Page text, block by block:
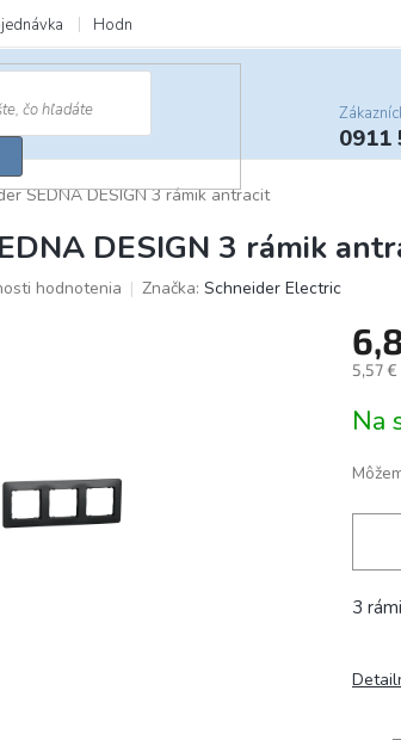
Hodnotenie obchodu
0911
SEDNA DESIGN 3 rámik antracit
DESIGN 3 rámik
hodnotenia Značka: Schneider Electric
5,57 €
cena:
Na
3